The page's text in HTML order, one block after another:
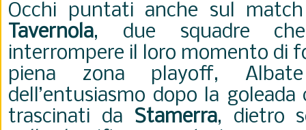
Occhi puntati anche sul
Tavernola, due squadre
interrompere il loro momento di
piena zona playoff,
dell’entusiasmo dopo la
trascinati da Stamerra, dietro